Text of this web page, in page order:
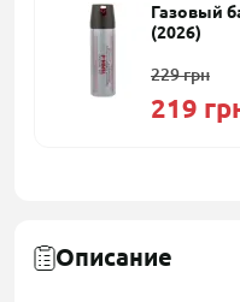
Газовый
(2026)
229 грн
219
Описание